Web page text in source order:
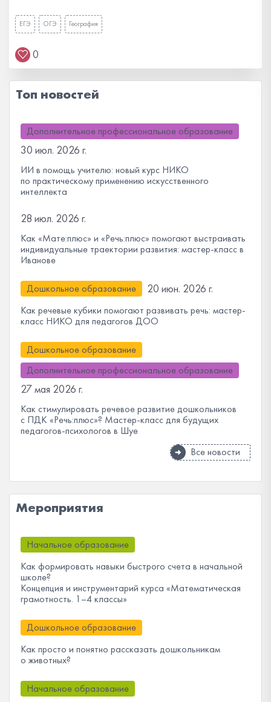
ЕГЭ ОГЭ География
0
Топ новостей
Дополнительное профессиональное образование
30 июл. 2026 г.
ИИ в помощь учителю: новый курс НИКО
по практическому применению искусственного
интеллекта
28 июл. 2026 г.
Как «Мате:плюс» и «Речь:плюс» помогают выстраивать
индивидуальные траектории развития: мастер-класс в
Иванове
Дошкольное образование 20 июн. 2026 г.
Как речевые кубики помогают развивать речь: мастер-
класс НИКО для педагогов ДОО
Дошкольное образование
Дополнительное профессиональное образование
27 мая 2026 г.
Как стимулировать речевое развитие дошкольников
с ПДК «Речь:плюс»? Мастер-класс для будущих
педагогов-психологов в Шуе
Все новости
Мероприятия
Начальное образование
Как формировать навыки быстрого счета в начальной
школе?
Концепция и инструментарий курса «Математическая
грамотность. 1–4 классы»
Дошкольное образование
Как просто и понятно рассказать дошкольникам
о животных?
Начальное образование